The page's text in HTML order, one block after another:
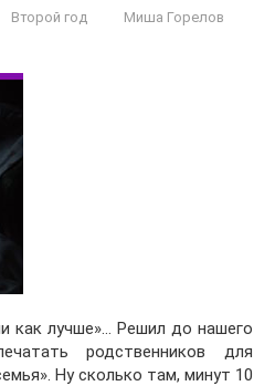
Второй год Миша Горелов
как лучше»… Решил до нашего
родственников для
Ну сколько там, минут 10